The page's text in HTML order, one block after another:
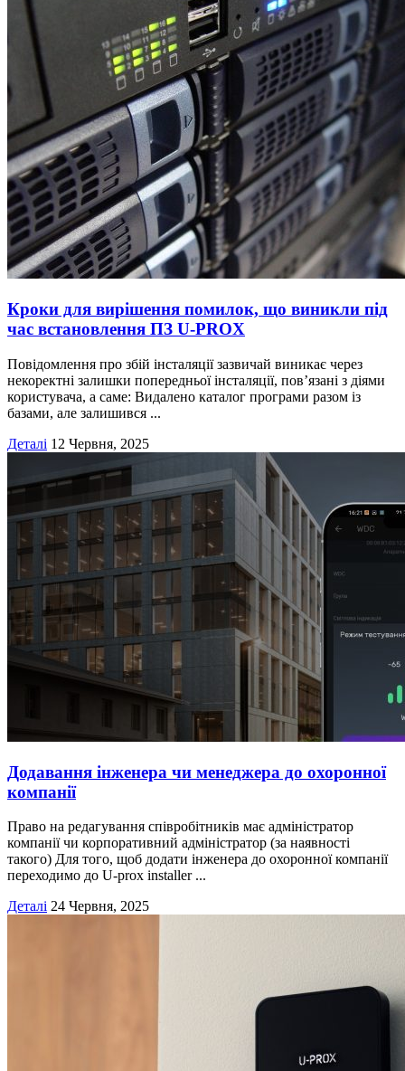
Кроки для вирішення помилок, що виникли під
час встановлення ПЗ U‑PROX
Повідомлення про збій інсталяції зазвичай виникає через
некоректні залишки попередньої інсталяції, пов’язані з діями
користувача, а саме: Видалено каталог програми разом із
базами, але залишився ...
Деталі 12 Червня, 2025
Додавання інженера чи менеджера до охоронної
компанії
Право на редагування співробітників має адміністратор
компанії чи корпоративний адміністратор (за наявності
такого) Для того, щоб додати інженера до охоронної компанії
переходимо до U-prox installer ...
Деталі 24 Червня, 2025